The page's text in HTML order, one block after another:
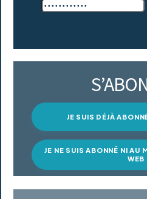
JE SUIS DÉJÀ
JE NE SUIS ABONNÉ NI AU
WEB